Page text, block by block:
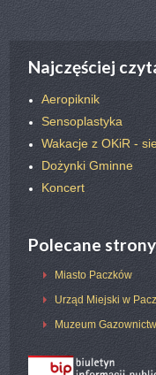
Najczęściej
Aeropiknik
Sensoplastyka
Wakacje z OKiR -
Dożynki Gminne
Koncert
Polecane strony
Miasto Paczków
Urząd Miejski w
Muzeum